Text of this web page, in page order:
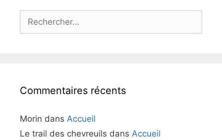
Rechercher :
Commentaires récents
Morin dans Accueil
Le trail des chevreuils dans Accueil